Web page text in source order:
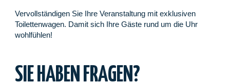
Vervollständigen Sie Ihre Veranstaltung mit exklusiven
Toilettenwagen. Damit sich Ihre Gäste rund um die Uhr
wohlfühlen!
SIE HABEN FRAGEN?